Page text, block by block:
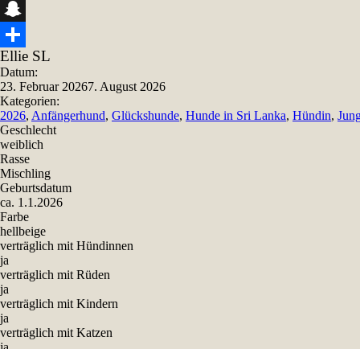
Telegram
Snapchat
Teilen
Ellie SL
Datum:
23. Februar 20267. August 2026
Kategorien:
2026, Anfängerhund, Glückshunde, Hunde in Sri Lanka, Hündin,
Geschlecht
weiblich
Rasse
Mischling
Geburtsdatum
ca. 1.1.2026
Farbe
hellbeige
verträglich mit Hündinnen
ja
verträglich mit Rüden
ja
verträglich mit Kindern
ja
verträglich mit Katzen